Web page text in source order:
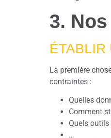
3.
ÉTABLIR
La première
contraintes :
Quelles
Comment
Quels
…